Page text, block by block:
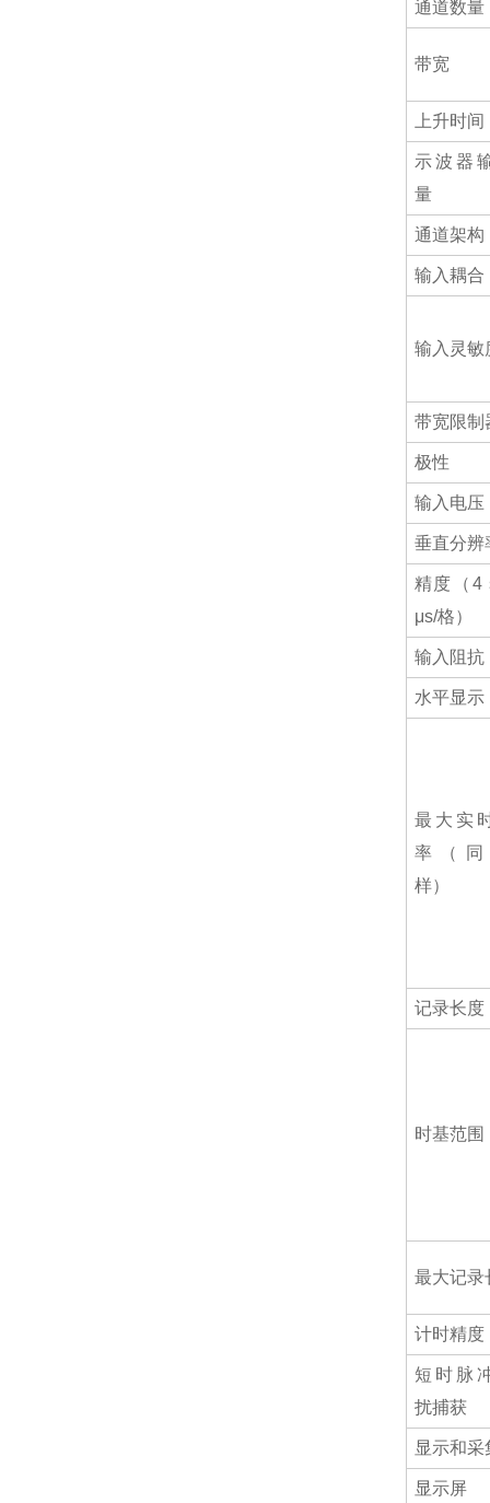
通道数量
带宽
上升时间
示波器
量
通道架构
输入耦合
输入灵敏
带宽限制
极性
输入电压
垂直分辨
精度（4
μs/格）
输入阻抗
水平显示
最大实
率（
样）
记录长度
时基范围
最大记录
计时精度
短时脉
扰捕获
显示和采
显示屏